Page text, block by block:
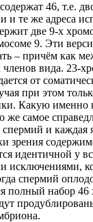
46, т.е.
и те же адреса
две 9-х
9. Эти
– причём как
членов вида. 23-
от
при этом
Какую именно
же самое
спермий и каждая
зрения
идентичной у
исключениями,
спермий
полный набор